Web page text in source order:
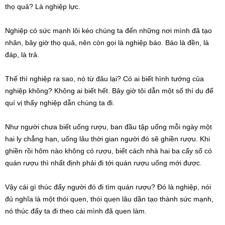
thọ quả? Là nghiệp lực.
Nghiệp có sức mạnh lôi kéo chúng ta đến những nơi mình đã tạo
nhân, bây giờ thọ quả, nên còn gọi là nghiệp báo. Báo là đền, là
đáp, là trả.
Thế thì nghiệp ra sao, nó từ đâu lại? Có ai biết hình tướng của
nghiệp không? Không ai biết hết. Bây giờ tôi dẫn một số thí dụ để
quí vị thấy nghiệp dẫn chúng ta đi.
Như người chưa biết uống rượu, ban đầu tập uống mỗi ngày một
hai ly chẳng hạn, uống lâu thời gian người đó sẽ ghiền rượu. Khi
ghiền rồi hôm nào không có rượu, biết cách nhà hai ba cấy số có
quán rượu thì nhất định phải đi tới quán rượu uống mới được.
Vậy cái gì thúc đẩy người đó đi tìm quán rượu? Đó là nghiệp, nói
đủ nghĩa là một thói quen, thói quen lâu dần tạo thành sức mạnh,
nó thúc đẩy ta đi theo cái mình đã quen làm.